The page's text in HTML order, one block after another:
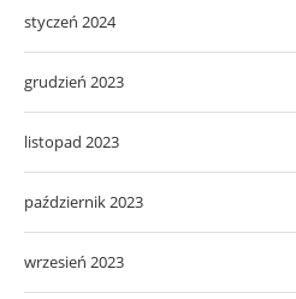
styczeń 2024
grudzień 2023
listopad 2023
październik 2023
wrzesień 2023